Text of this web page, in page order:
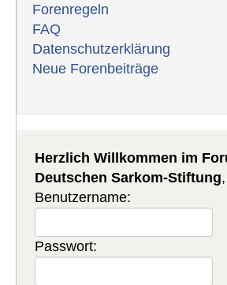
Forenregeln
FAQ
Datenschutzerklärung
Neue Forenbeiträge
Herzlich Willkommen im
Deutschen Sarkom-Stiftung
Benutzername:
Passwort: